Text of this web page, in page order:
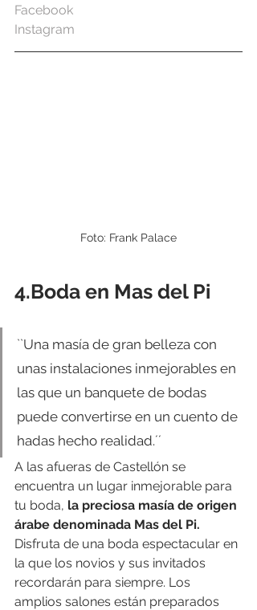
Facebook
Instagram
Foto: Frank Palace
4.Boda en Mas del Pi
``Una masía de gran belleza con
unas instalaciones inmejorables en
las que un banquete de bodas
puede convertirse en un cuento de
hadas hecho realidad.´´
A las afueras de Castellón se
encuentra un lugar inmejorable para
tu boda, la preciosa masía de origen
árabe denominada Mas del Pi.
Disfruta de una boda espectacular en
la que los novios y sus invitados
recordarán para siempre. Los
amplios salones están preparados